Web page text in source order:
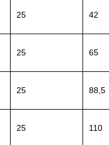
25 42
25 65
25 88,5
25 110